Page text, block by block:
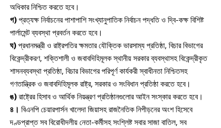
অধিকার নিশ্চিত করতে হবে।
গ)প্রত্যক্ষ নির্বাচনের পাশাপাশি সংখ্যানুপাতিক নির্বাচন পদ্ধতি ও দ্বি-কক্ষ বিশিষ্ট
পার্লামেন্ট ব্যবস্থা প্রবর্তন করতে হবে।
ঘ)প্রধানমন্ত্রী ও রাষ্ট্রপতির ক্ষমতার যৌক্তিক ভারসাম্য প্রতিষ্ঠা, বিচার বিভাগের
বিকেন্দ্রীকরণ, শক্তিশালী ও জবাবদিহিমূলক স্থানীয় সরকার ব্যবস্থাসহ বিকেন্দ্রীকৃত
শাসনব্যবস্থা প্রতিষ্ঠা, বিচার বিভাগের পরিপূর্ণ কার্যকরী স্বাধীনতা নিশ্চিতসহ
গণতান্ত্রিক ও জবাবদিহিমূলক রাষ্ট্র, সরকার ও সংবিধান প্রতিষ্ঠা করতে হবে।
ঙ)রাষ্ট্রের হিসাব ও আর্থিক নিয়ন্ত্রণ প্রতিষ্ঠানগুলোর আইন সংস্কার করতে হবে।
৪। বিএনপি চেয়ারপার্সন খালেদা জিয়াসহ রাজনৈতিক নিপীড়নের অংশ হিসেবে
দণ্ডপ্রাপ্ত সব বিরোধীদলীয় নেতা-কর্মীসহ সংশ্লিষ্ট সবার সাজা বাতিল, সব